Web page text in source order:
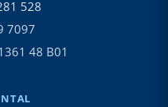
528
7097
48 B01